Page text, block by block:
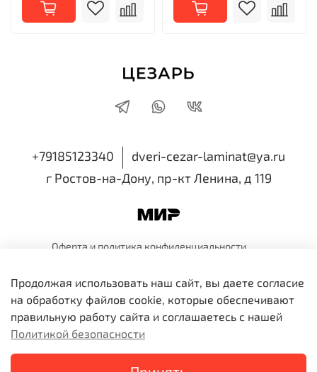
+79185123340
dveri-cezar-laminat@ya.ru
г Ростов-на-Дону, пр-кт Ленина, д 119
Оферта и политика конфиденциальности
ИП Семенова Виктория Николаевна
ИНН 616518514810 ОГРНИП 318819600109991
Продолжая использовать наш сайт, вы даете согласие
на обработку файлов cookie, которые обеспечивают
правильную работу сайта и соглашаетесь с нашей
Политикой безопасности